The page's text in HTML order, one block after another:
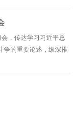
，传达学习习近平总
争的重要论述，纵深推
败斗争各项工作。师